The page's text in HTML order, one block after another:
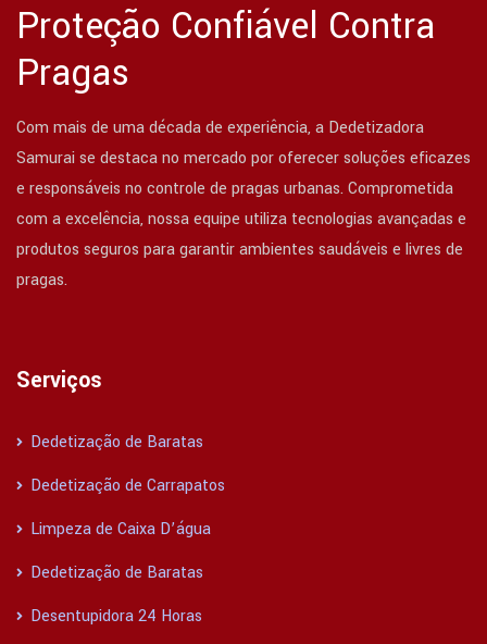
Proteção Confiável Contra
Pragas
Com mais de uma década de experiência, a Dedetizadora
Samurai se destaca no mercado por oferecer soluções eficazes
e responsáveis no controle de pragas urbanas. Comprometida
com a excelência, nossa equipe utiliza tecnologias avançadas e
produtos seguros para garantir ambientes saudáveis e livres de
pragas.
Serviços
Dedetização de Baratas
Dedetização de Carrapatos
Limpeza de Caixa D’água
Dedetização de Baratas
Desentupidora 24 Horas